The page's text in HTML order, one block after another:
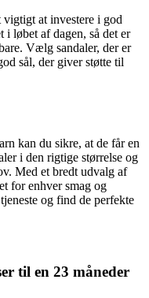
at investere i god
i løbet af dagen, så det er
Vælg sandaler, der er
sål, der giver støtte til
kan du sikre, at de får en
i den rigtige størrelse og
Med et bredt udvalg af
for enhver smag og
og find de perfekte
til en 23 måneder